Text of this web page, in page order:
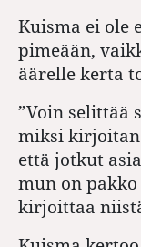
Kuisma ei ole
pimeään,
äärelle kerta
”Voin selittää
miksi kirjoitan
että jotkut
mun on
kirjoittaa